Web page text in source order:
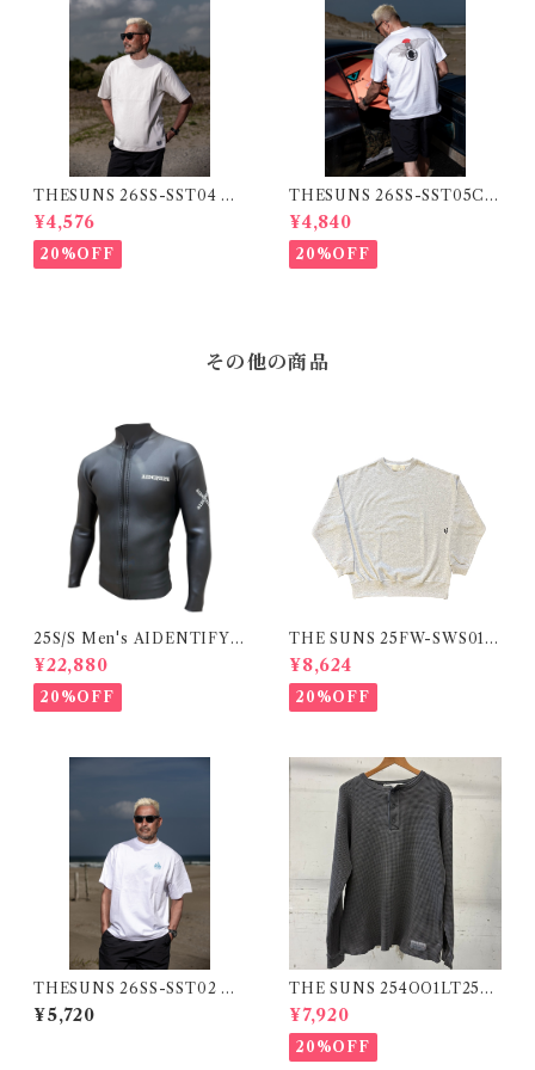
THESUNS 26SS-SST04 GR
AY
¥4,576
20%OFF
THESUNS 26SS-SST05C
WHITE
¥4,840
20%OFF
その他の商品
25S/S Men's AIDENTIFY
OFF THE PEG SKIN JACK
ET 2mm
¥22,880
20%OFF
THE SUNS 25FW-SWS01S
ASH
¥8,624
20%OFF
THESUNS 26SS-SST02 W
HITE
¥5,720
THE SUNS 254OO1LT253S
U BLK
¥7,920
20%OFF